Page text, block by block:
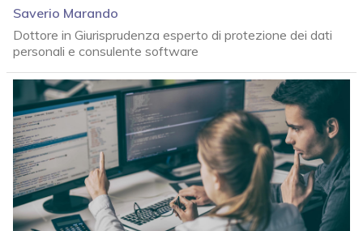
Saverio Marando
Dottore in Giurisprudenza esperto di protezione dei dati
personali e consulente software